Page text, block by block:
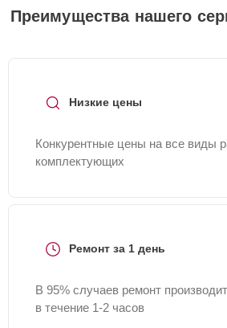
Преимущества нашего
Низкие цены
Конкурентные цены на все виды
комплектующих
Ремонт за 1 день
В 95% случаев ремонт
в течение 1-2 часов